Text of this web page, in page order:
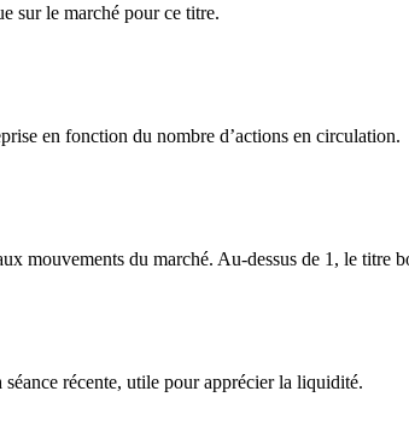
sur le marché pour ce titre.
en fonction du nombre d’actions en circulation.
mouvements du marché. Au-dessus de 1, le titre
récente, utile pour apprécier la liquidité.